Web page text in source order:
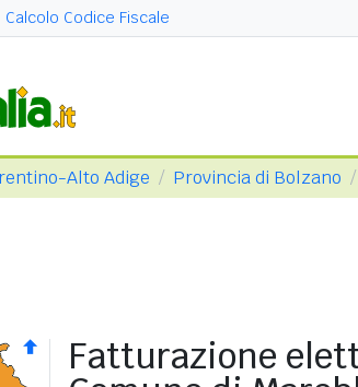
Calcolo Codice Fiscale
Alto Adige Provincia di Bolzano
Fatturazione